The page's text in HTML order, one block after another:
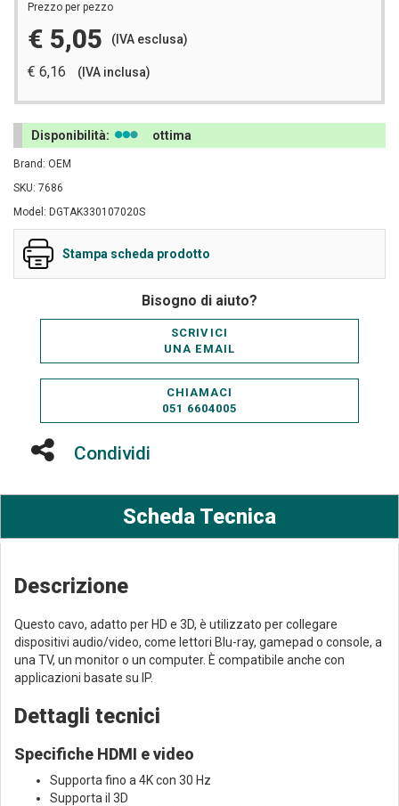
Prezzo per pezzo
€ 5,05 (IVA esclusa)
€ 6,16 (IVA inclusa)
Disponibilità: ottima
Brand: OEM
SKU: 7686
Model: DGTAK330107020S
Stampa scheda prodotto
Bisogno di aiuto?
SCRIVICI
UNA EMAIL
CHIAMACI
051 6604005
Condividi
Scheda Tecnica
Descrizione
Questo cavo, adatto per HD e 3D, è utilizzato per collegare
dispositivi audio/video, come lettori Blu-ray, gamepad o console, a
una TV, un monitor o un computer. È compatibile anche con
applicazioni basate su IP.
Dettagli tecnici
Specifiche HDMI e video
Supporta fino a 4K con 30 Hz
Supporta il 3D